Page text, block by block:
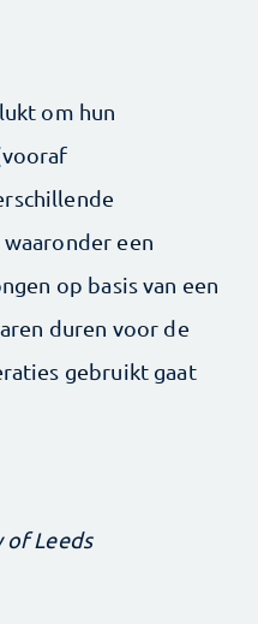
om hun
een
op basis van een
duren voor de
gebruikt gaat
of Leeds